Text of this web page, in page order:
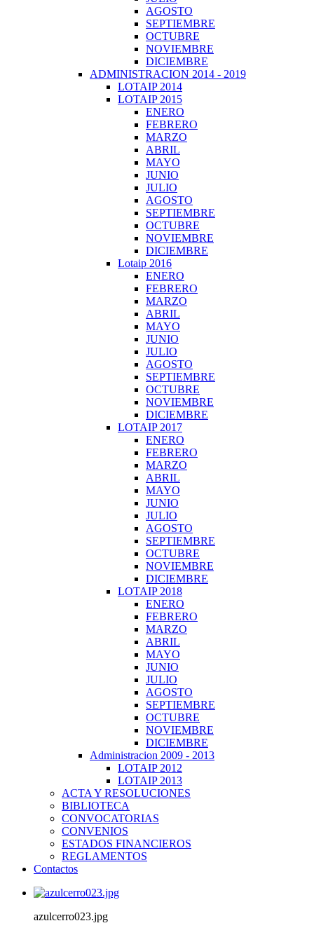
AGOSTO
SEPTIEMBRE
OCTUBRE
NOVIEMBRE
DICIEMBRE
ADMINISTRACION 2014 - 2019
LOTAIP 2014
LOTAIP 2015
ENERO
FEBRERO
MARZO
ABRIL
MAYO
JUNIO
JULIO
AGOSTO
SEPTIEMBRE
OCTUBRE
NOVIEMBRE
DICIEMBRE
Lotaip 2016
ENERO
FEBRERO
MARZO
ABRIL
MAYO
JUNIO
JULIO
AGOSTO
SEPTIEMBRE
OCTUBRE
NOVIEMBRE
DICIEMBRE
LOTAIP 2017
ENERO
FEBRERO
MARZO
ABRIL
MAYO
JUNIO
JULIO
AGOSTO
SEPTIEMBRE
OCTUBRE
NOVIEMBRE
DICIEMBRE
LOTAIP 2018
ENERO
FEBRERO
MARZO
ABRIL
MAYO
JUNIO
JULIO
AGOSTO
SEPTIEMBRE
OCTUBRE
NOVIEMBRE
DICIEMBRE
Administracion 2009 - 2013
LOTAIP 2012
LOTAIP 2013
ACTA Y RESOLUCIONES
BIBLIOTECA
CONVOCATORIAS
CONVENIOS
ESTADOS FINANCIEROS
REGLAMENTOS
Contactos
azulcerro023.jpg